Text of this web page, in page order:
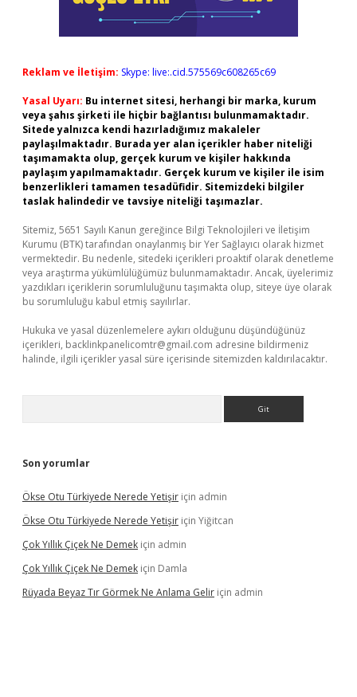
Reklam ve İletişim: Skype: live:.cid.575569c608265c69
Yasal Uyarı: Bu internet sitesi, herhangi bir marka, kurum
veya şahıs şirketi ile hiçbir bağlantısı bulunmamaktadır.
Sitede yalnızca kendi hazırladığımız makaleler
paylaşılmaktadır. Burada yer alan içerikler haber niteliği
taşımamakta olup, gerçek kurum ve kişiler hakkında
paylaşım yapılmamaktadır. Gerçek kurum ve kişiler ile isim
benzerlikleri tamamen tesadüfidir. Sitemizdeki bilgiler
taslak halindedir ve tavsiye niteliği taşımazlar.
Sitemiz, 5651 Sayılı Kanun gereğince Bilgi Teknolojileri ve İletişim
Kurumu (BTK) tarafından onaylanmış bir Yer Sağlayıcı olarak hizmet
vermektedir. Bu nedenle, sitedeki içerikleri proaktif olarak denetleme
veya araştırma yükümlülüğümüz bulunmamaktadır. Ancak, üyelerimiz
yazdıkları içeriklerin sorumluluğunu taşımakta olup, siteye üye olarak
bu sorumluluğu kabul etmiş sayılırlar.
Hukuka ve yasal düzenlemelere aykırı olduğunu düşündüğünüz
içerikleri, backlinkpanelicomtr@gmail.com adresine bildirmeniz
halinde, ilgili içerikler yasal süre içerisinde sitemizden kaldırılacaktır.
Son yorumlar
Ökse Otu Türkiyede Nerede Yetişir için admin
Ökse Otu Türkiyede Nerede Yetişir için Yiğitcan
Çok Yıllık Çiçek Ne Demek için admin
Çok Yıllık Çiçek Ne Demek için Damla
Rüyada Beyaz Tır Görmek Ne Anlama Gelir için admin